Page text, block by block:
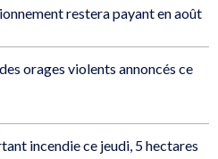
restera payant en août
orages violents annoncés ce
incendie ce jeudi, 5 hectares